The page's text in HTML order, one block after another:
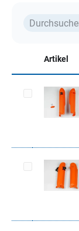
Artikel
Artikel
Artikel